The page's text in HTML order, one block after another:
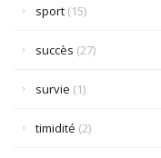
sport (15)
succès (27)
survie (1)
timidité (2)